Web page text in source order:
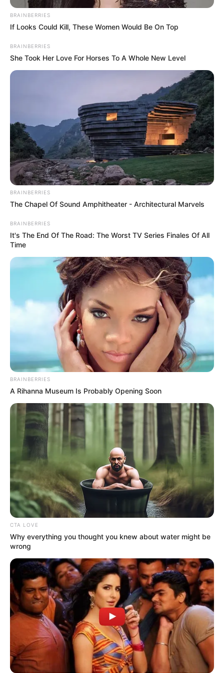
Salshabilla Adriani Cut Syifa
Serem! 9 Chat Ojek Online &
Pelanggan Ini Bikin Auto
Merinding
BRAINBERRIES
If Looks Could Kill, These Women Would Be On Top
BRAINBERRIES
She Took Her Love For Horses To A Whole New Level
BRAINBERRIES
The Chapel Of Sound Amphitheater - Architectural Marvels
BRAINBERRIES
It's The End Of The Road: The Worst TV Series Finales Of All
Time
BRAINBERRIES
A Rihanna Museum Is Probably Opening Soon
CTA LOVE
Why everything you thought you knew about water might be
wrong